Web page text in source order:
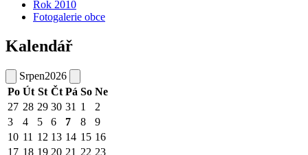
Rok 2010
Fotogalerie obce
Kalendář
Srpen2026
Po Út St Čt Pá So Ne
27 28 29 30 31 1
2
3
4 5 6 7 8
9
10 11 12 13 14 15 16
17 18 19 20 21 22 23